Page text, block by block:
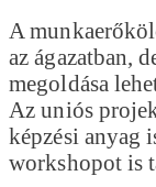
A
az ágazatban,
megoldása
Az uniós
képzési anyag
workshopot is